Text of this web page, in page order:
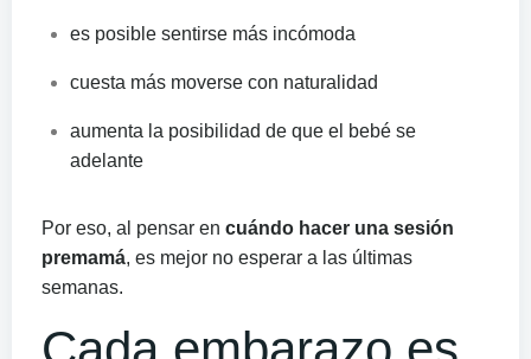
es posible sentirse más incómoda
cuesta más moverse con naturalidad
aumenta la posibilidad de que el bebé se
adelante
Por eso, al pensar en cuándo hacer una sesión
premamá, es mejor no esperar a las últimas
semanas.